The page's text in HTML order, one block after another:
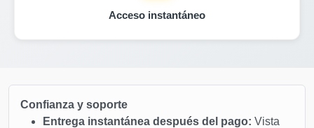
CopartAcceso instantáneo
Confianza y soporte
Entrega instantánea después del pago: Vista